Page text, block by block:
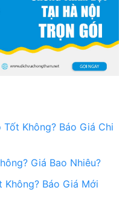
Không? Báo Giá Chi
Giá Bao Nhiêu?
Không? Báo Giá Mới